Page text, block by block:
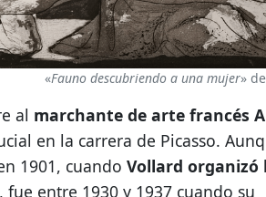
«Fauno descubriendo a una mujer»
al marchante de arte francés
en la carrera de Picasso.
1901, cuando Vollard organizó
, fue entre 1930 y 1937 cuando su